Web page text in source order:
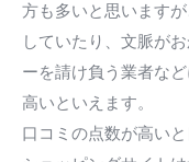
方も多いと思います
していたり、文脈が
ーを請け負う業者な
高いといえます。
口コミの点数が高い